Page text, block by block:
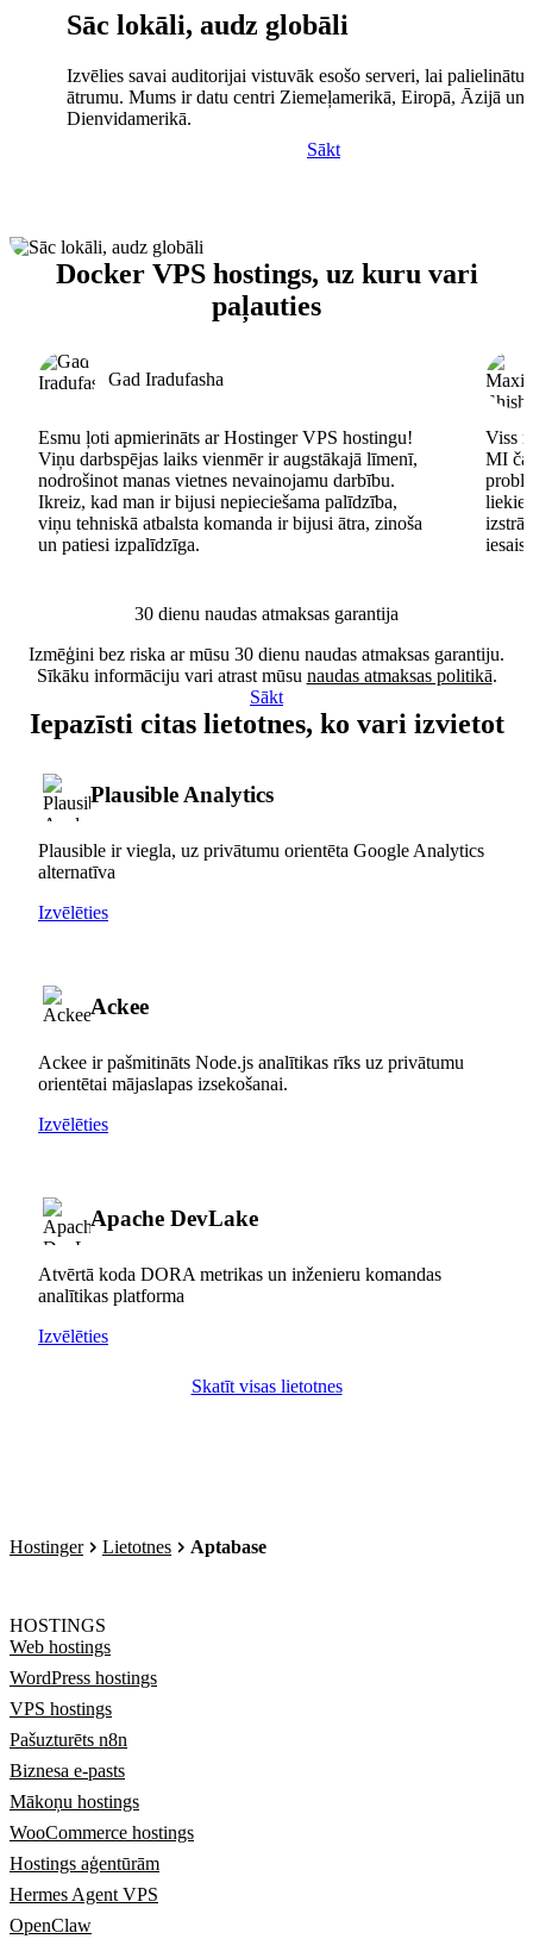
Sāc lokāli, audz globāli
Izvēlies savai auditorijai vistuvāk esošo serveri, lai palielinātu
ātrumu. Mums ir datu centri Ziemeļamerikā, Eiropā, Āzijā un
Dienvidamerikā.
Sākt
Docker VPS hostings, uz kuru vari
paļauties
Gad Iradufasha
Esmu ļoti apmierināts ar Hostinger VPS hostingu!
Viņu darbspējas laiks vienmēr ir augstākajā līmenī,
nodrošinot manas vietnes nevainojamu darbību.
Ikreiz, kad man ir bijusi nepieciešama palīdzība,
viņu tehniskā atbalsta komanda ir bijusi ātra, zinoša
un patiesi izpalīdzīga.
Viss
MI
30 dienu naudas atmaksas garantija
Izmēģini bez riska ar mūsu 30 dienu naudas atmaksas garantiju.
Sīkāku informāciju vari atrast mūsu naudas atmaksas politikā.
Sākt
Iepazīsti citas lietotnes, ko vari izvietot
Plausible Analytics
Plausible ir viegla, uz privātumu orientēta Google Analytics
alternatīva
Izvēlēties
Ackee
Ackee ir pašmitināts Node.js analītikas rīks uz privātumu
orientētai mājaslapas izsekošanai.
Izvēlēties
Apache DevLake
Atvērtā koda DORA metrikas un inženieru komandas
analītikas platforma
Izvēlēties
Skatīt visas lietotnes
Hostinger Lietotnes Aptabase
HOSTINGS
Web hostings
WordPress hostings
VPS hostings
Pašuzturēts n8n
Biznesa e-pasts
Mākoņu hostings
WooCommerce hostings
Hostings aģentūrām
Hermes Agent VPS
OpenClaw